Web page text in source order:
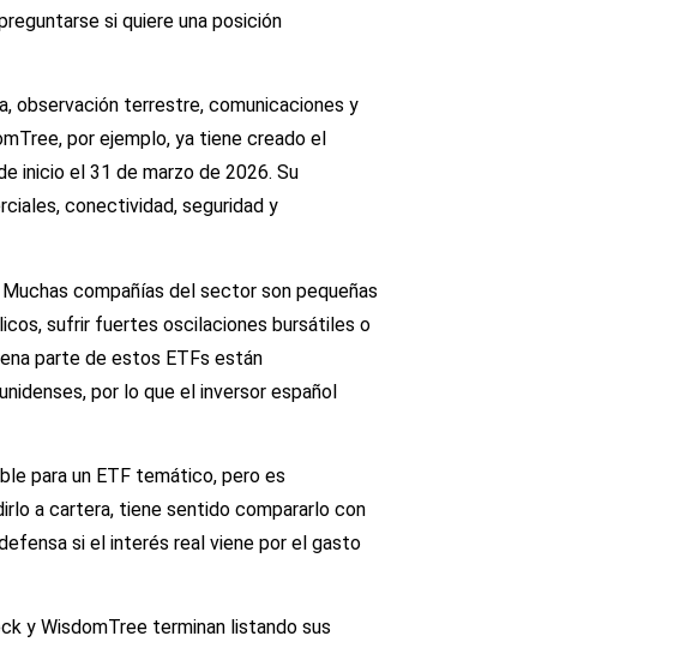
si quiere una posición
observación terrestre, comunicaciones y
por ejemplo, ya tiene creado el
inicio el 31 de marzo de 2026. Su
conectividad, seguridad y
compañías del sector son pequeñas
sufrir fuertes oscilaciones bursátiles o
parte de estos ETFs están
por lo que el inversor español
para un ETF temático, pero es
a cartera, tiene sentido compararlo con
si el interés real viene por el gasto
y WisdomTree terminan listando sus